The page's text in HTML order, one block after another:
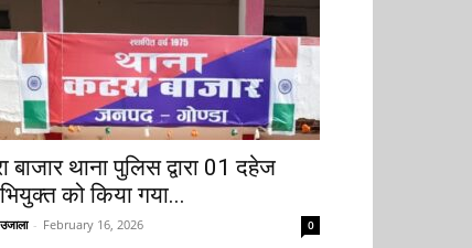
बाजार थाना पुलिस द्वारा 01 दहेज
को किया गया...
- February 16, 2026 0